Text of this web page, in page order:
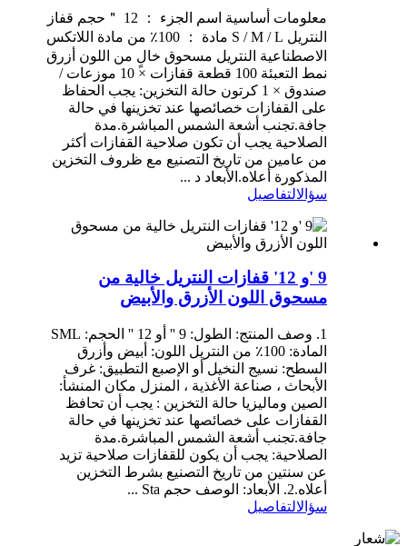
معلومات أساسية اسم الجزء ： 12 ＂حجم قفاز
النتريل S / M / L مادة ： 100٪ من مادة اللاتكس
الاصطناعية النتريل مسحوق خالٍ من اللون أزرق
نمط التعبئة 100 قطعة قفازات × 10 موزعات /
صندوق × 1 كرتون حالة التخزين: يجب الحفاظ
على القفازات خصائصها عند تخزينها في حالة
جافة.تجنب أشعة الشمس المباشرة.مدة
الصلاحية يجب أن تكون صلاحية القفازات أكثر
من عامين من تاريخ التصنيع مع ظروف التخزين
المذكورة أعلاه.الأبعاد د ...
سؤالالتفاصيل
9 'و 12' قفازات النتريل خالية من
مسحوق اللون الأزرق والأبيض
1. وصف المنتج: الطول: 9 '' أو 12 '' الحجم: SML
المادة: 100٪ من النتريل اللون: أبيض وأزرق
السطح: نسيج النخيل أو الإصبع التطبيق: غرف
الأبحاث ، صناعة الأغذية ، المنزل مكان المنشأ:
الصين وماليزيا حالة التخزين : يجب أن تحافظ
القفازات على خصائصها عند تخزينها في حالة
جافة.تجنب أشعة الشمس المباشرة.مدة
الصلاحية: يجب أن يكون للقفازات صلاحية تزيد
عن سنتين من تاريخ التصنيع بشرط التخزين
أعلاه.2. الأبعاد: الوصف حجم Sta ...
سؤالالتفاصيل